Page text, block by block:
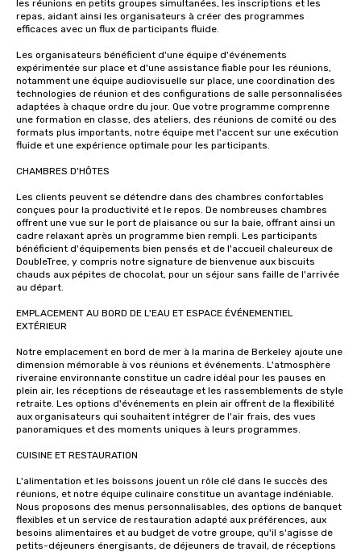
les réunions en petits groupes simultanées, les inscriptions et les
repas, aidant ainsi les organisateurs à créer des programmes
efficaces avec un flux de participants fluide.
Les organisateurs bénéficient d'une équipe d'événements
expérimentée sur place et d'une assistance fiable pour les réunions,
notamment une équipe audiovisuelle sur place, une coordination des
technologies de réunion et des configurations de salle personnalisées
adaptées à chaque ordre du jour. Que votre programme comprenne
une formation en classe, des ateliers, des réunions de comité ou des
formats plus importants, notre équipe met l'accent sur une exécution
fluide et une expérience optimale pour les participants.
CHAMBRES D'HÔTES
Les clients peuvent se détendre dans des chambres confortables
conçues pour la productivité et le repos. De nombreuses chambres
offrent une vue sur le port de plaisance ou sur la baie, offrant ainsi un
cadre relaxant après un programme bien rempli. Les participants
bénéficient d'équipements bien pensés et de l'accueil chaleureux de
DoubleTree, y compris notre signature de bienvenue aux biscuits
chauds aux pépites de chocolat, pour un séjour sans faille de l'arrivée
au départ.
EMPLACEMENT AU BORD DE L'EAU ET ESPACE ÉVÉNEMENTIEL
EXTÉRIEUR
Notre emplacement en bord de mer à la marina de Berkeley ajoute une
dimension mémorable à vos réunions et événements. L'atmosphère
riveraine environnante constitue un cadre idéal pour les pauses en
plein air, les réceptions de réseautage et les rassemblements de style
retraite. Les options d'événements en plein air offrent de la flexibilité
aux organisateurs qui souhaitent intégrer de l'air frais, des vues
panoramiques et des moments uniques à leurs programmes.
CUISINE ET RESTAURATION
L'alimentation et les boissons jouent un rôle clé dans le succès des
réunions, et notre équipe culinaire constitue un avantage indéniable.
Nous proposons des menus personnalisables, des options de banquet
flexibles et un service de restauration adapté aux préférences, aux
besoins alimentaires et au budget de votre groupe, qu'il s'agisse de
petits-déjeuners énergisants, de déjeuners de travail, de réceptions